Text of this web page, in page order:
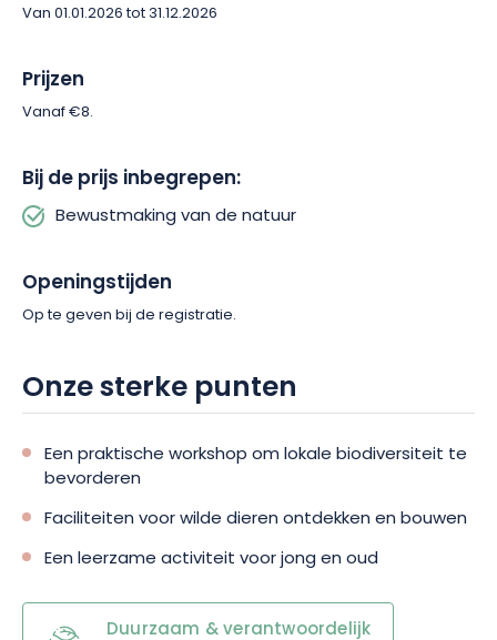
workshops en help de lokale biodiversiteit te behouden terwijl
Van 01.01.2026 tot 31.12.2026
Prijzen
Vanaf €8.
Bij de prijs inbegrepen:
Bewustmaking van de natuur
Openingstijden
Op te geven bij de registratie.
Onze sterke punten
Een praktische workshop om lokale biodiversiteit te
bevorderen
Faciliteiten voor wilde dieren ontdekken en bouwen
Een leerzame activiteit voor jong en oud
Duurzaam & verantwoordelijk